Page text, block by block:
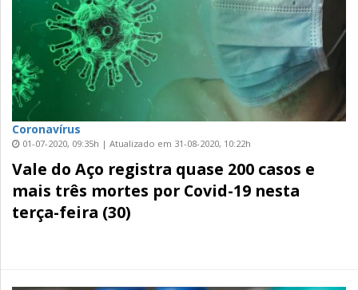
Coronavírus
01-07-2020, 09:35h | Atualizado em 31-08-2020, 10:22h
Vale do Aço registra quase 200 casos e
mais três mortes por Covid-19 nesta
terça-feira (30)